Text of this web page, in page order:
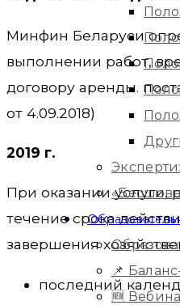
📌
🆕
Минфин Беларуси
выполнении работ,
договору аренды.
от 4.09.2018)
2019 г.
При оказании услуги,
течение срока
завершения
последний